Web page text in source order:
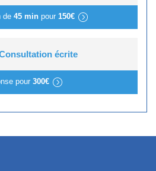
de 45 minpour 150€
écrite
pour 300€